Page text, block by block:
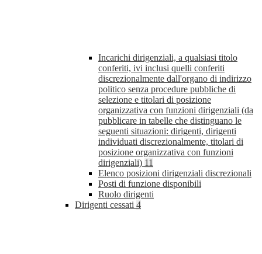
Incarichi dirigenziali, a qualsiasi titolo
conferiti, ivi inclusi quelli conferiti
discrezionalmente dall'organo di indirizzo
politico senza procedure pubbliche di
selezione e titolari di posizione
organizzativa con funzioni dirigenziali (da
pubblicare in tabelle che distinguano le
seguenti situazioni: dirigenti, dirigenti
individuati discrezionalmente, titolari di
posizione organizzativa con funzioni
dirigenziali) 11
Elenco posizioni dirigenziali discrezionali
Posti di funzione disponibili
Ruolo dirigenti
Dirigenti cessati 4